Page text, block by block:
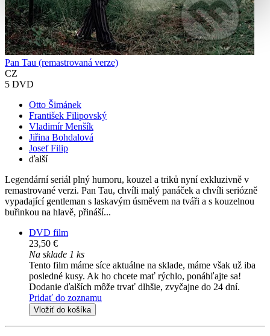
Pan Tau (remastrovaná verze)
CZ
5 DVD
Otto Šimánek
František Filipovský
Vladimír Menšík
Jiřina Bohdalová
Josef Filip
ďalší
Legendární seriál plný humoru, kouzel a triků nyní exkluzivně v
remastrované verzi. Pan Tau, chvíli malý panáček a chvíli seriózně
vypadající gentleman s laskavým úsměvem na tváři a s kouzelnou
buřinkou na hlavě, přináší...
DVD film
23,50 €
Na sklade 1 ks
Tento film máme síce aktuálne na sklade, máme však už iba
posledné kusy. Ak ho chcete mať rýchlo, ponáhľajte sa!
Dodanie ďalších môže trvať dlhšie, zvyčajne do 24 dní.
Pridať do zoznamu
Vložiť do košíka